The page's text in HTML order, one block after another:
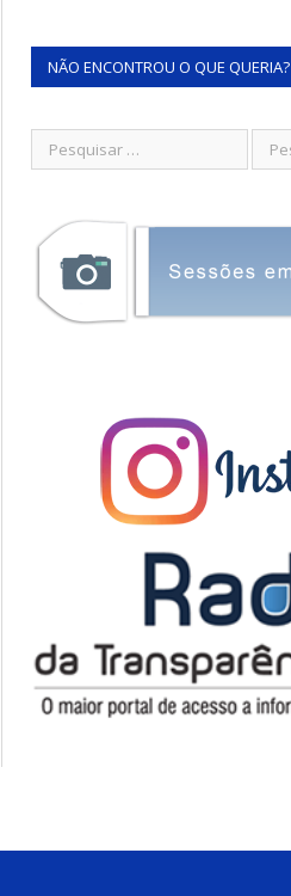
NÃO ENCONTROU O QUE QUERIA?